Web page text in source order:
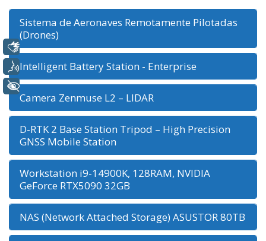
Sistema de Aeronaves Remotamente Pilotadas
(Drones)
Intelligent Battery Station - Enterprise
Camera Zenmuse L2 – LIDAR
D-RTK 2 Base Station Tripod – High Precision
GNSS Mobile Station
Workstation i9-14900K, 128RAM, NVIDIA
GeForce RTX5090 32GB
NAS (Network Attached Storage) ASUSTOR 80TB
Libras
Voz
+ Acessibilidade